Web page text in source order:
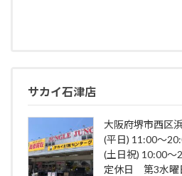
サカイ石津店
大阪府堺市西区
(平日) 11:00～
(土日祝) 10:00～
定休日 第3水曜